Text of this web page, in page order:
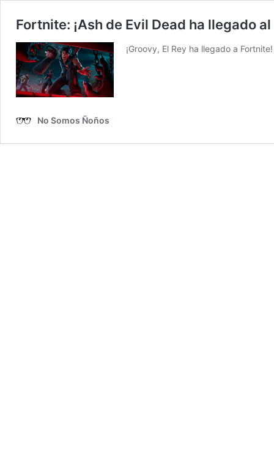
Fortnite: ¡Ash de Evil Dead ha llegado
¡Groovy, El Rey ha llegado a Fortnite!
No Somos Ñoños